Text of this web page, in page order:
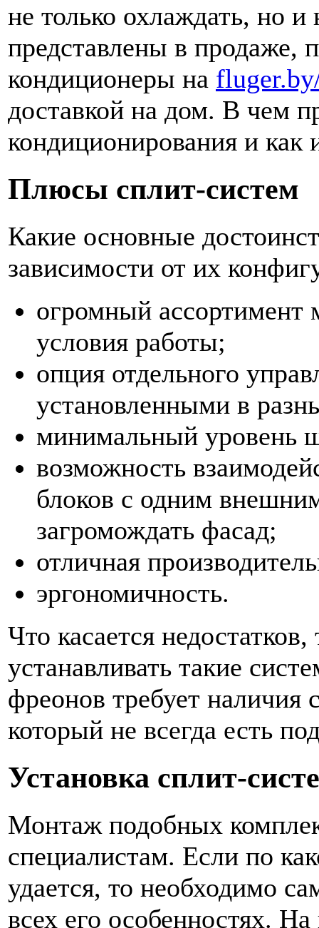
не только охлаждать, но
представлены в продаже,
кондиционеры на
доставкой на дом. В чем
кондиционирования и как
Плюсы сплит-систем
Какие основные
зависимости от их
огромный
условия работы;
опция отдельного
установленными в
минимальный уровень
возможность
блоков с одним
загромождать фасад;
отличная
эргономичность.
Что касается
устанавливать такие
фреонов требует наличия
который не всегда есть
Установка сплит-
Монтаж подобных
специалистам. Если по
удается, то необходимо
всех его особенностях.